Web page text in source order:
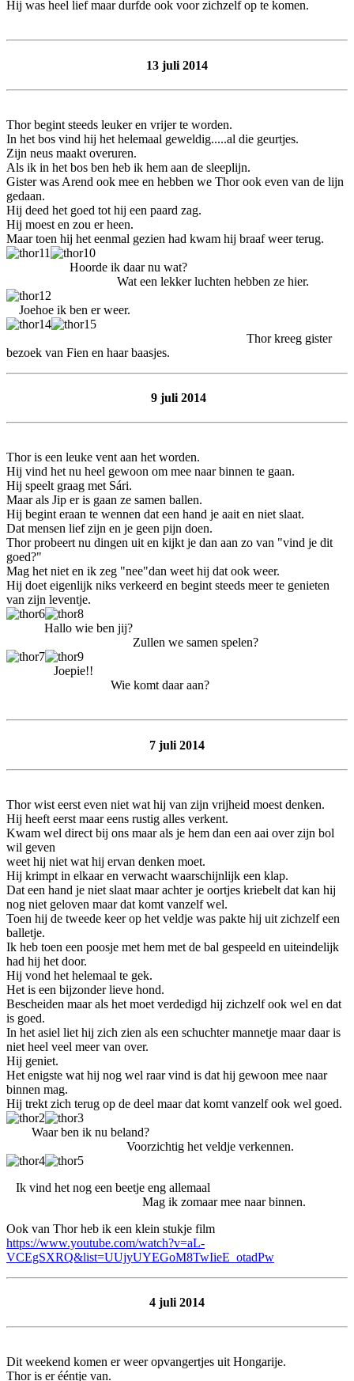
Hij was heel lief maar durfde ook voor zichzelf op te komen.
13 juli 2014
Thor begint steeds leuker en vrijer te worden.
In het bos vind hij het helemaal geweldig.....al die geurtjes.
Zijn neus maakt overuren.
Als ik in het bos ben heb ik hem aan de sleeplijn.
Gister was Arend ook mee en hebben we Thor ook even van de lijn
gedaan.
Hij deed het goed tot hij een paard zag.
Hij moest en zou er heen.
Maar toen hij het eenmal gezien had kwam hij braaf weer terug.
Hoorde ik daar nu wat?
Wat een lekker luchten hebben ze hier.
Joehoe ik ben er weer.
Thor kreeg gister
bezoek van Fien en haar baasjes.
9 juli 2014
Thor is een leuke vent aan het worden.
Hij vind het nu heel gewoon om mee naar binnen te gaan.
Hij speelt graag met Sári.
Maar als Jip er is gaan ze samen ballen.
Hij begint eraan te wennen dat een hand je aait en niet slaat.
Dat mensen lief zijn en je geen pijn doen.
Thor probeert nu dingen uit en kijkt je dan aan zo van "vind je dit
goed?"
Mag het niet en ik zeg "nee"dan weet hij dat ook weer.
Hij doet eigenlijk niks verkeerd en begint steeds meer te genieten
van zijn leventje.
Hallo wie ben jij?
Zullen we samen spelen?
Joepie!!
Wie komt daar aan?
7 juli 2014
Thor wist eerst even niet wat hij van zijn vrijheid moest denken.
Hij heeft eerst maar eens rustig alles verkent.
Kwam wel direct bij ons maar als je hem dan een aai over zijn bol
wil geven
weet hij niet wat hij ervan denken moet.
Hij krimpt in elkaar en verwacht waarschijnlijk een klap.
Dat een hand je niet slaat maar achter je oortjes kriebelt dat kan hij
nog niet geloven maar dat komt vanzelf wel.
Toen hij de tweede keer op het veldje was pakte hij uit zichzelf een
balletje.
Ik heb toen een poosje met hem met de bal gespeeld en uiteindelijk
had hij het door.
Hij vond het helemaal te gek.
Het is een bijzonder lieve hond.
Bescheiden maar als het moet verdedigd hij zichzelf ook wel en dat
is goed.
In het asiel liet hij zich zien als een schuchter mannetje maar daar is
niet heel veel meer van over.
Hij geniet.
Het enigste wat hij nog wel raar vind is dat hij gewoon mee naar
binnen mag.
Hij trekt zich terug op de deel maar dat komt vanzelf ook wel goed.
Waar ben ik nu beland?
Voorzichtig het veldje verkennen.
Ik vind het nog een beetje eng allemaal
Mag ik zomaar mee naar binnen.
Ook van Thor heb ik een klein stukje film
https://www.youtube.com/watch?v=aL-
VCEgSXRQ&list=UUjyUYEGoM8TwIieE_otadPw
4 juli 2014
Dit weekend komen er weer opvangertjes uit Hongarije.
Thor is er ééntje van.